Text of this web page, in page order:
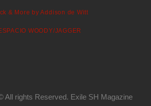
& More by Addison de Witt
WOODY/JAGGER
All rights Reserved. Exile SH Magazine